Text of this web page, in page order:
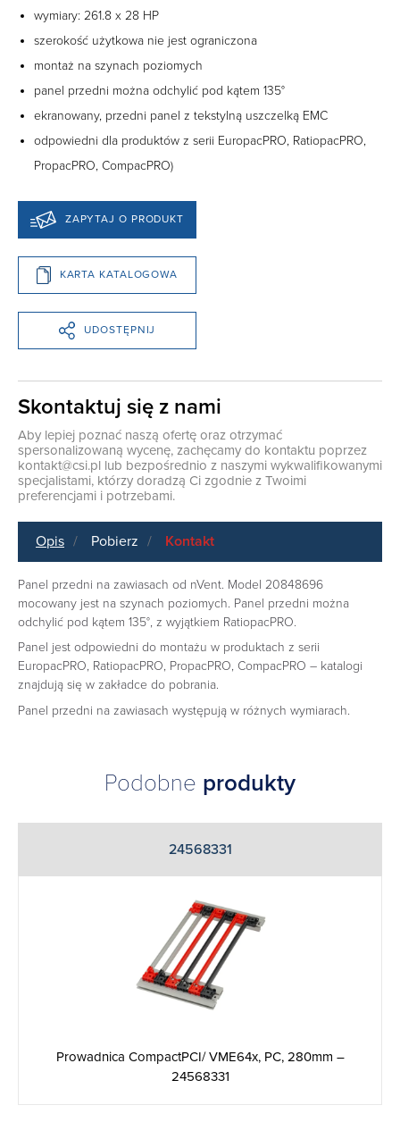
wymiary: 261.8 x 28 HP
szerokość użytkowa nie jest ograniczona
montaż na szynach poziomych
panel przedni można odchylić pod kątem 135°
ekranowany, przedni panel z tekstylną uszczelką EMC
odpowiedni dla produktów z serii EuropacPRO, RatiopacPRO,
PropacPRO, CompacPRO)
ZAPYTAJ O PRODUKT
KARTA KATALOGOWA
UDOSTĘPNIJ
Skontaktuj się z nami
Aby lepiej poznać naszą ofertę oraz otrzymać
spersonalizowaną wycenę, zachęcamy do kontaktu poprzez
kontakt@csi.pl lub bezpośrednio z naszymi wykwalifikowanymi
specjalistami, którzy doradzą Ci zgodnie z Twoimi
preferencjami i potrzebami.
Opis Pobierz Kontakt
Panel przedni na zawiasach od nVent. Model 20848696
mocowany jest na szynach poziomych. Panel przedni można
odchylić pod kątem 135°, z wyjątkiem RatiopacPRO.
Panel jest odpowiedni do montażu w produktach z serii
EuropacPRO, RatiopacPRO, PropacPRO, CompacPRO – katalogi
znajdują się w zakładce do pobrania.
Panel przedni na zawiasach występują w różnych wymiarach.
Podobne produkty
24568331
Prowadnica CompactPCI/ VME64x, PC, 280mm –
24568331